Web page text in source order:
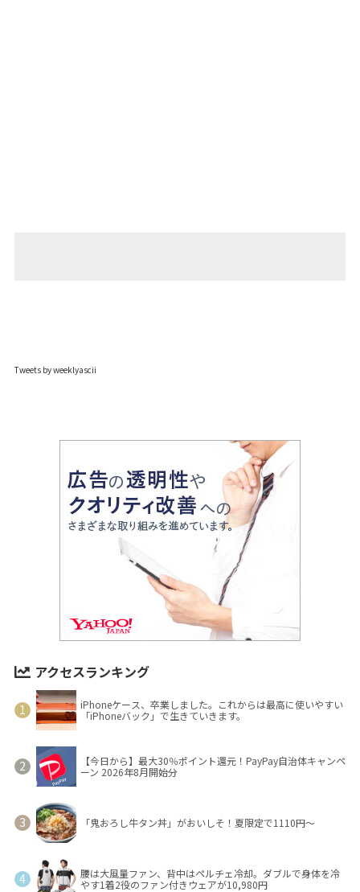
Tweets by weeklyascii
アクセスランキング
iPhoneケース、卒業しました。これからは最高に使いやすい
「iPhoneバック」で生きていきます。
【今日から】最大30％ポイント還元！PayPay自治体キャンペ
ーン 2026年8月開始分
「鬼おろし牛タン丼」がおいしそ！夏限定で1110円～
腰は大風量ファン、背中はペルチェ冷却。ダブルで身体を冷
やす1着2役のファン付きウェアが10,980円